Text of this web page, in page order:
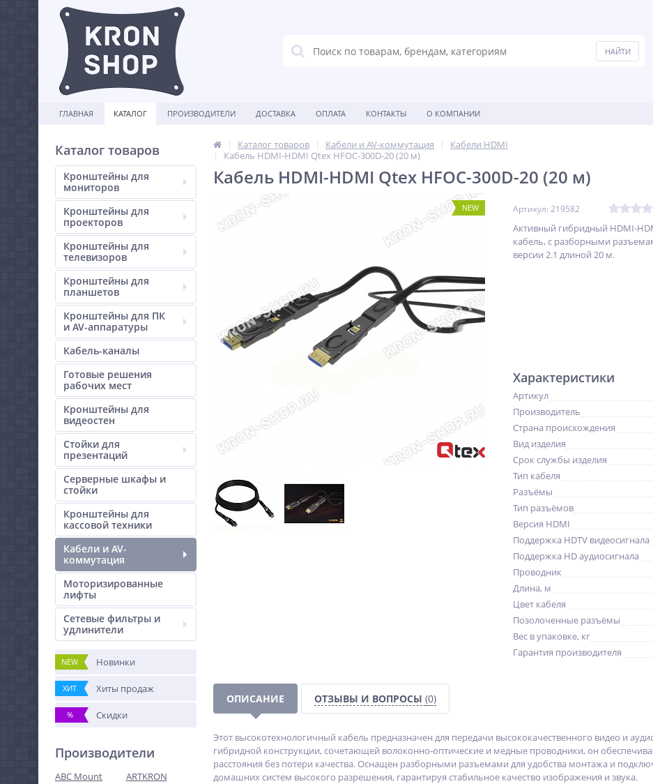
ГЛАВНАЯ КАТАЛОГ ПРОИЗВОДИТЕЛИ ДОСТАВКА ОПЛАТА КОНТАКТЫ О КОМПАНИИ
Каталог товаров
Кронштейны для
мониторов
Кронштейны для
проекторов
Кронштейны для
телевизоров
Кронштейны для
планшетов
Кронштейны для ПК
и AV-аппаратуры
Кабель-каналы
Готовые решения
рабочих мест
Кронштейны для
видеостен
Стойки для
презентаций
Серверные шкафы и
стойки
Кронштейны для
кассовой техники
Кабели и AV-
коммутация
Моторизированные
лифты
Сетевые фильтры и
удлинители
NEW Новинки
ХИТ Хиты продаж
% Скидки
Производители
ABC Mount
ARTKRON
Каталог товаров Кабели и AV-коммутация
Кабели HDMI
Кабель HDMI-HDMI Qtex HFOC-300D-20 (20 м)
Кабель HDMI-HDMI Qtex HFOC-300D-20 (20 м)
NEW Артикул: 219582
Активный гибридный HDMI-
кабель, c разборными
версии 2.1 длиной 20 м.
Характеристики
Артикул
Производитель
Страна происхождения
Вид изделия
Срок службы изделия
Тип кабеля
Разъёмы
Тип разъёмов
Версия HDMI
Поддержка HDTV видеосигнала
Поддержка HD аудиосигнала
Проводник
Длина, м
Цвет кабеля
Позолоченные разъёмы
Вес в упаковке, кг
Гарантия производителя
ОПИСАНИЕ ОТЗЫВЫ И ВОПРОСЫ (0)
Этот высокотехнологичный кабель предназначен для передачи высококачественного видео и
гибридной конструкции, сочетающей волоконно-оптические и медные проводники, он
расстояния без потери качества. Оснащен разборными разъемами для удобства монтажа и
домашних систем высокого разрешения, гарантируя стабильное качество изображения и звука.